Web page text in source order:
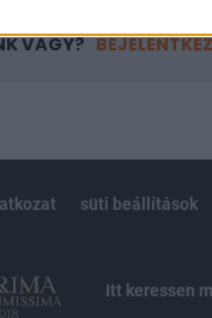
VAGY?
süti beállítások
Itt keressen